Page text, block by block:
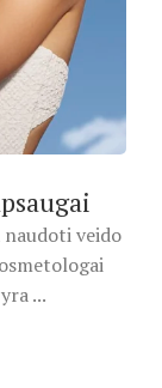
naudoti veido
...